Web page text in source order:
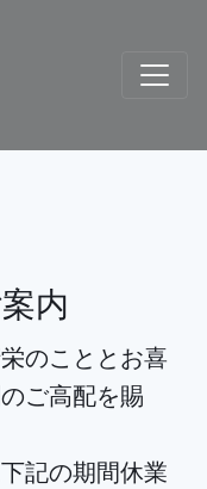
案内
のこととお喜
ご高配を賜
記の期間休業